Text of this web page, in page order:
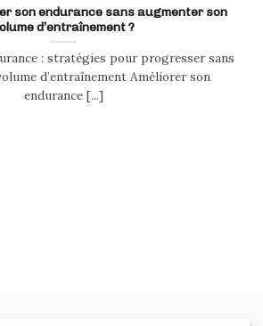
son endurance sans augmenter son
d’entraînement ?
: stratégies pour progresser sans
d’entraînement Améliorer son
endurance [...]